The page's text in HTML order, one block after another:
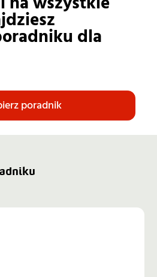
dla
poradnik